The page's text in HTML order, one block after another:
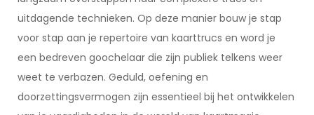
uitdagende technieken. Op deze manier bouw je stap
voor stap aan je repertoire van kaarttrucs en word je
een bedreven goochelaar die zijn publiek telkens weer
weet te verbazen. Geduld, oefening en
doorzettingsvermogen zijn essentieel bij het ontwikkelen